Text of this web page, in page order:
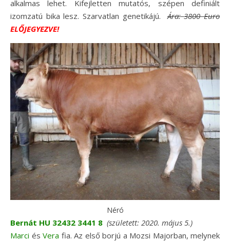
alkalmas lehet. Kifejletten mutatós, szépen definiált
izomzatú bika lesz. Szarvatlan genetikájú.Ára: 3800 Euro
ELŐJEGYEZVE!
Néró
Bernát HU 32432 3441 8 (született: 2020. május 5.)
Marci és Vera fia. Az első borjú a Mozsi Majorban, melynek